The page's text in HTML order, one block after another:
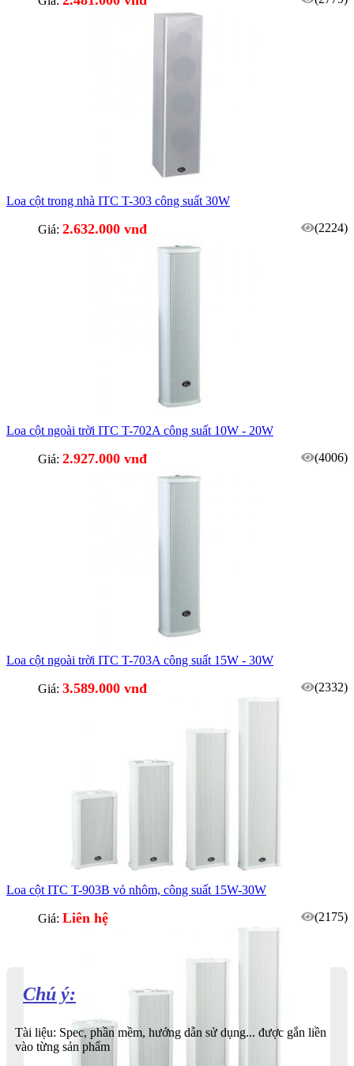
Loa cột trong nhà ITC T-303 công suất 30W
Giá: 2.632.000 vnđ (2224)
Loa cột ngoài trời ITC T-702A công suất 10W - 20W
Giá: 2.927.000 vnđ (4006)
Loa cột ngoài trời ITC T-703A công suất 15W - 30W
Giá: 3.589.000 vnđ (2332)
Loa cột ITC T-903B vỏ nhôm, công suất 15W-30W
Giá: Liên hệ (2175)
Chú ý:
Tài liệu: Spec, phần mềm, hướng dẫn sử dụng... được gắn liền
vào từng sản phẩm